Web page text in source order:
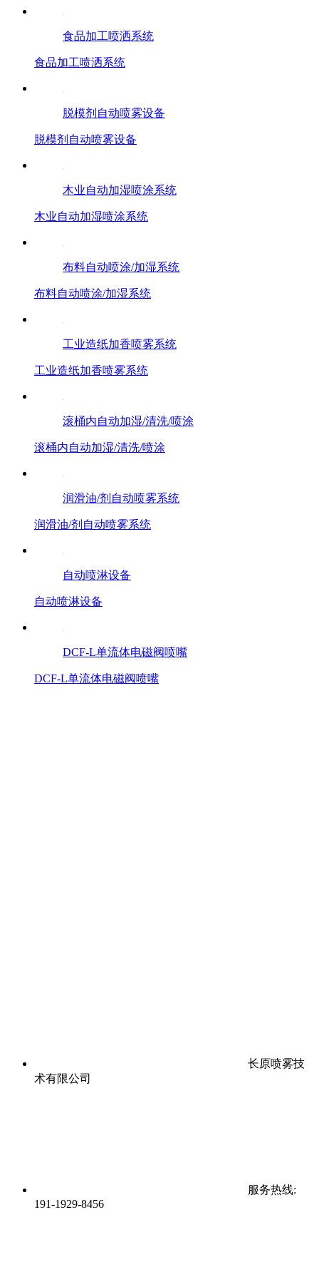
食品加工喷洒系统
食品加工喷洒系统
脱模剂自动喷雾设备
脱模剂自动喷雾设备
木业自动加湿喷涂系统
木业自动加湿喷涂系统
布料自动喷涂/加湿系统
布料自动喷涂/加湿系统
工业造纸加香喷雾系统
工业造纸加香喷雾系统
滚桶内自动加湿/清洗/喷涂
滚桶内自动加湿/清洗/喷涂
润滑油/剂自动喷雾系统
润滑油/剂自动喷雾系统
自动喷淋设备
自动喷淋设备
DCF-L单流体电磁阀喷嘴
DCF-L单流体电磁阀喷嘴
长原喷雾技
术有限公司
服务热线:
191-1929-8456